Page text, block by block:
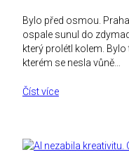
Bylo před osmou.
ospale sunul do
který prolétl kolem.
kterém se nesla vůně…
Číst více